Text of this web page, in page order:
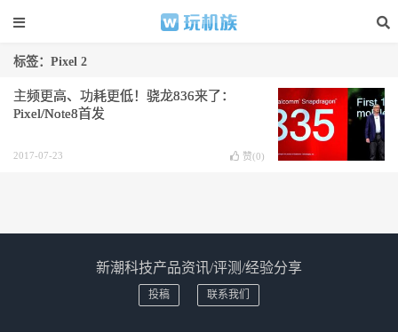
标签：Pixel 2
主频更高、功耗更低！骁龙836来了：
Pixel/Note8首发
2017-07-23 赞(0)
新潮科技产品资讯/评测/经验分享
投稿 联系我们